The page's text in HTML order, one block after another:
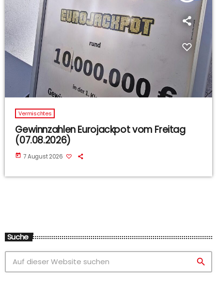
Vermischtes
Gewinnzahlen Eurojackpot vom Freitag
(07.08.2026)
today 7 August 2026
Suche
search